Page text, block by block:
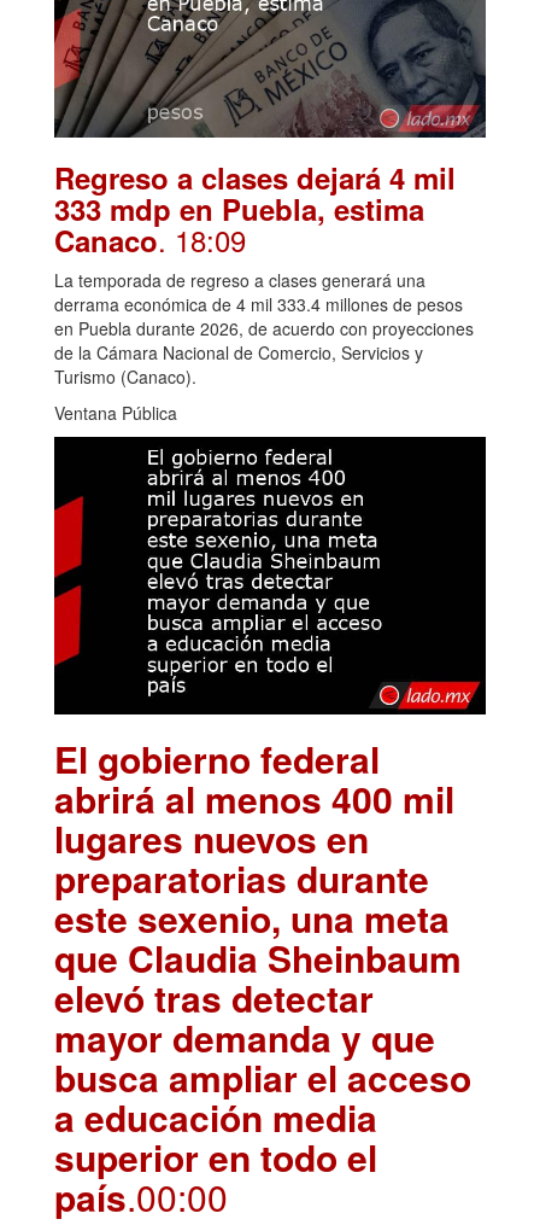
Regreso a clases dejará 4 mil
333 mdp en Puebla, estima
Canaco. 18:09
La temporada de regreso a clases generará una
derrama económica de 4 mil 333.4 millones de pesos
en Puebla durante 2026, de acuerdo con proyecciones
de la Cámara Nacional de Comercio, Servicios y
Turismo (Canaco).
Ventana Pública
El gobierno federal
abrirá al menos 400 mil
lugares nuevos en
preparatorias durante
este sexenio, una meta
que Claudia Sheinbaum
elevó tras detectar
mayor demanda y que
busca ampliar el acceso
a educación media
superior en todo el
país.00:00